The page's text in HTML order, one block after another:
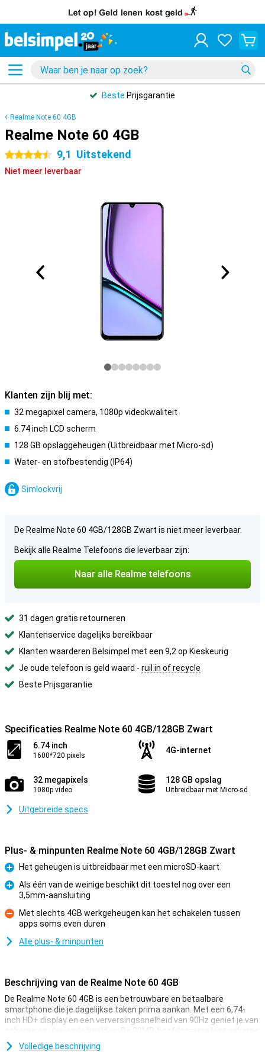
Beste Prijsgarantie
Realme Note 60 4GB
Realme Note 60 4GB
4.5 sterren 9,1 Uitstekend
Niet meer leverbaar
Klanten zijn blij met:
32 megapixel camera, 1080p videokwaliteit
6.74 inch LCD scherm
128 GB opslaggeheugen (Uitbreidbaar met Micro-sd)
Water- en stofbestendig (IP64)
Simlockvrij
De Realme Note 60 4GB/128GB Zwart is niet meer leverbaar.
Bekijk alle Realme Telefoons die leverbaar zijn:
Naar alle Realme telefoons
31 dagen gratis retourneren
Klantenservice dagelijks bereikbaar
Klanten waarderen Belsimpel met een 9,2 op Kieskeurig
Je oude telefoon is geld waard - ruil in of recycle
Beste Prijsgarantie
Specificaties Realme Note 60 4GB/128GB Zwart
6.74 inch
1600*720 pixels
4G-internet
32 megapixels
1080p video
128 GB opslag
Uitbreidbaar met Micro-sd
Uitgebreide specs
Plus- & minpunten Realme Note 60 4GB/128GB Zwart
Pluspunt
Het geheugen is uitbreidbaar met een microSD-kaart
Pluspunt
Als één van de weinige beschikt dit toestel nog over een
3,5mm-aansluiting
Minpunt
Met slechts 4GB werkgeheugen kan het schakelen tussen
apps soms even duren
Alle plus- & minpunten
Beschrijving van de Realme Note 60 4GB
De Realme Note 60 4GB is een betrouwbare en betaalbare
smartphone die je dagelijkse taken prima aankan. Met een 6,74-
inch HD+ display en een verversingssnelheid van 90Hz geniet je van
scherpe en vloeiende beelden. De 32MP-hoofdcamera legt scherpe
foto's vast, terwijl de 5MP-camera aan de voorkant geschikt is voor
selfies. De krachtige 5000mAh-batterij zorgt ervoor dat je de hele
Volledige beschrijving